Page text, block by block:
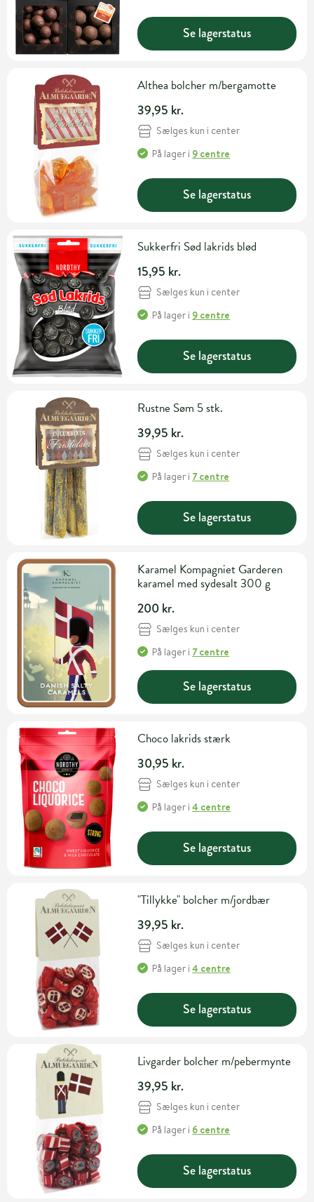
Se lagerstatus
Althea bolcher m/bergamotte
39,95 kr.
Sælges kun i center
På lager i 9 centre
Se lagerstatus
Sukkerfri Sød lakrids blød
15,95 kr.
Sælges kun i center
På lager i 9 centre
Se lagerstatus
Rustne Søm 5 stk.
39,95 kr.
Sælges kun i center
På lager i 7 centre
Se lagerstatus
Karamel Kompagniet Garderen
karamel med sydesalt 300 g
200 kr.
Sælges kun i center
På lager i 7 centre
Se lagerstatus
Choco lakrids stærk
30,95 kr.
Sælges kun i center
På lager i4 centre
Se lagerstatus
"Tillykke" bolcher m/jordbær
39,95 kr.
Sælges kun i center
På lager i4 centre
Se lagerstatus
Livgarder bolcher m/pebermynte
39,95 kr.
Sælges kun i center
På lager i 6 centre
Se lagerstatus